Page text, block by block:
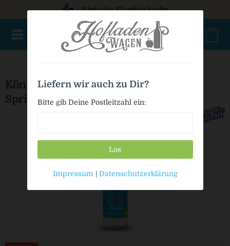
Einfache Pfandrückgabe
König Otto-Sprudel Neue Otto-Quelle
Spritzig
Liefern wir auch zu Dir?
Bitte gib Deine Postleitzahl ein:
Los
Impressum | Datenschutzerklärung